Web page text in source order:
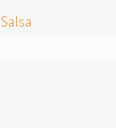
Salsa